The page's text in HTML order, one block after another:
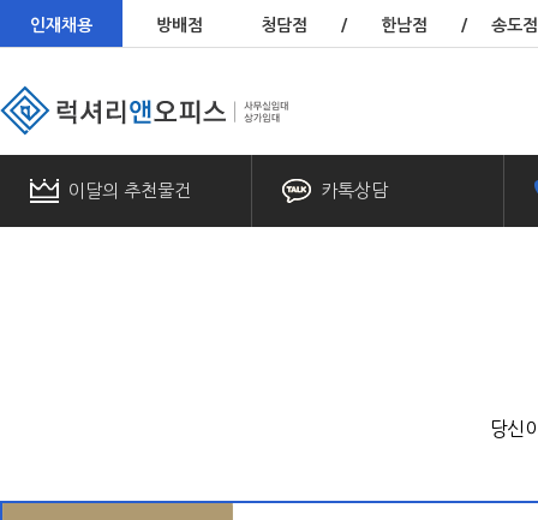
인재채용 방배점 청담점 / 한남점 / 송도점
이달의 추천물건 카톡상담
당신